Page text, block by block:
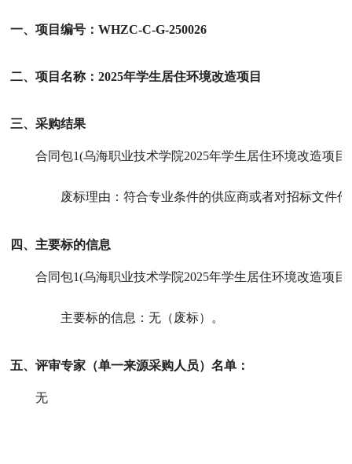
一、项目编号：WHZC-C-G-250026
二、项目名称：2025年学生居住环境改造项目
三、采购结果
合同包1(乌海职业技术学院2025年学生居住环境改造项目
废标理由：符合专业条件的供应商或者对招标文件
四、主要标的信息
合同包1(乌海职业技术学院2025年学生居住环境改造项目
主要标的信息：无（废标） 。
五、评审专家（单一来源采购人员）名单：
无